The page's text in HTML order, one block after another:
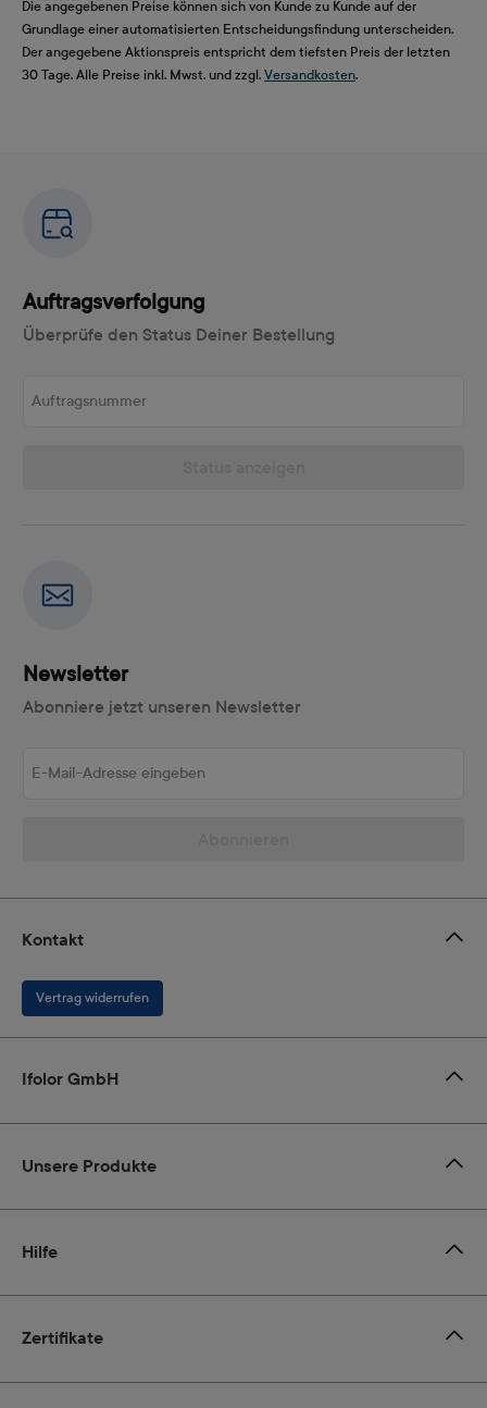
Die angegebenen Preise können sich von Kunde zu Kunde auf der
Grundlage einer automatisierten Entscheidungsfindung unterscheiden.
Der angegebene Aktionspreis entspricht dem tiefsten Preis der letzten
30 Tage. Alle Preise inkl. Mwst. und zzgl. Versandkosten.
Auftragsverfolgung
Überprüfe den Status Deiner Bestellung
Newsletter
Abonniere jetzt unseren Newsletter
Zertifikate
Kontakt
Vertrag widerrufen
Ifolor GmbH
Unsere Produkte
Hilfe